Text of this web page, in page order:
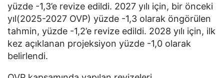
yüzde -1,3’e revize edildi. 2027 yılı için, bir önceki
yıl(2025-2027 OVP) yüzde -1,3 olarak öngörülen
tahmin, yüzde -1,2’e revize edildi. 2028 yılı için, ilk
kez açıklanan projeksiyon yüzde -1,0 olarak
belirlendi.